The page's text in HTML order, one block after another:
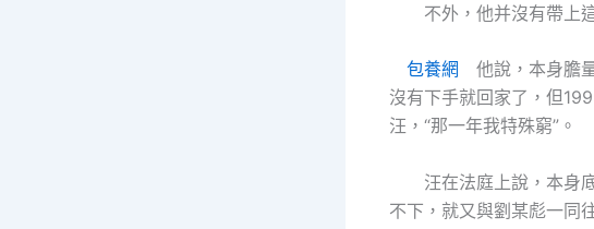
不外，他并沒有帶上這
包養網 他說，本身膽
沒有下手就回家了，但
汪，“那一年我特殊窮”。
汪在法庭上說，本身底
不下，就又與劉某彪一同